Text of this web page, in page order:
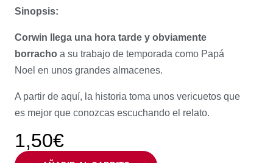
Sinopsis:
Corwin llega una hora tarde y obviamente
borracho a su trabajo de temporada como Papá
Noel en unos grandes almacenes.
A partir de aquí, la historia toma unos vericuetos que
es mejor que conozcas escuchando el relato.
1,50€